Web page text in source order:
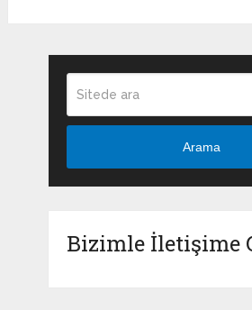
Arama
Bizimle İletişime